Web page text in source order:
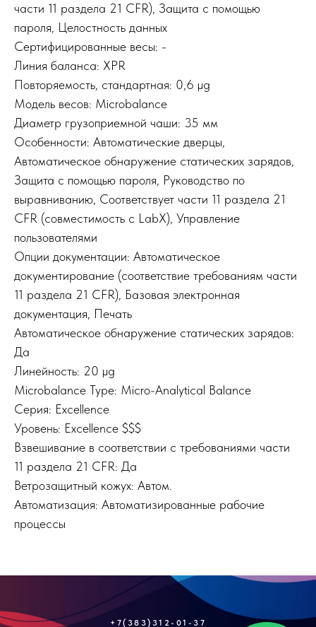
части 11 раздела 21 CFR), Защита с помощью
пароля, Целостность данных
Сертифицированные весы: -
Линия баланса: XPR
Повторяемость, стандартная: 0,6 µg
Модель весов: Microbalance
Диаметр грузоприемной чаши: 35 мм
Особенности: Автоматические дверцы,
Автоматическое обнаружение статических зарядов,
Защита с помощью пароля, Руководство по
выравниванию, Соответствует части 11 раздела 21
CFR (совместимость с LabX), Управление
пользователями
Опции документации: Автоматическое
документирование (соответствие требованиям части
11 раздела 21 CFR), Базовая электронная
документация, Печать
Автоматическое обнаружение статических зарядов:
Да
Линейность: 20 µg
Microbalance Type: Micro-Analytical Balance
Серия: Excellence
Уровень: Excellence $$$
Взвешивание в соответствии с требованиями части
11 раздела 21 CFR: Да
Ветрозащитный кожух: Автом.
Автоматизация: Автоматизированные рабочие
процессы
+7(383)312-01-37